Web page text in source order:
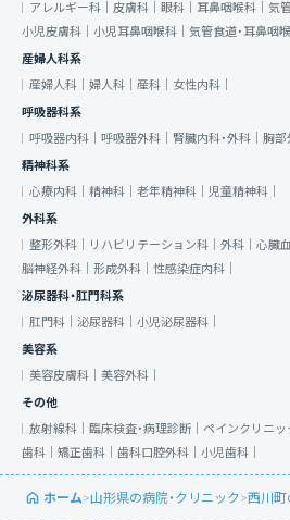
アレルギー科｜ 皮膚科｜ 眼科｜ 耳鼻咽喉科｜ 気
小児皮膚科｜ 小児耳鼻咽喉科｜ 気管食道・耳鼻咽喉
産婦人科系
産婦人科｜ 婦人科｜ 産科｜ 女性内科｜
呼吸器科系
呼吸器内科｜ 呼吸器外科｜ 腎臓内科・外科｜ 胸部
精神科系
心療内科｜ 精神科｜ 老年精神科｜ 児童精神科｜
外科系
整形外科｜
リハビリテーション科｜ 外科｜ 心臓
脳神経外科｜ 形成外科｜ 性感染症内科｜
泌尿器科・肛門科系
肛門科｜ 泌尿器科｜ 小児泌尿器科｜
美容系
美容皮膚科｜ 美容外科｜
その他
放射線科｜ 臨床検査・病理診断｜ ペインクリニッ
歯科｜ 矯正歯科｜ 歯科口腔外科｜ 小児歯科｜
ホーム>山形県の病院・クリニック>西川町